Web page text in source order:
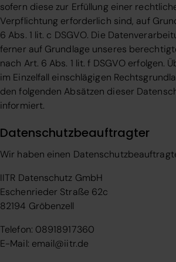
sofern diese zur Erfüllung einer
Verpflichtung erforderlich sind, auf
6 Abs. 1 lit. c DSGVO. Die
ferner auf Grundlage unseres
nach Art. 6 Abs. 1 lit. f DSGVO erfolgen.
im Einzelfall einschlägigen
den folgenden Absätzen dieser
informiert.
Datenschutz­beauftragter
Wir haben einen
IITR Datenschutz GmbH
Eschenrieder Straße 62c
82194 Gröbenzell
Telefon: 08918917360
E-Mail: email@iitr.de